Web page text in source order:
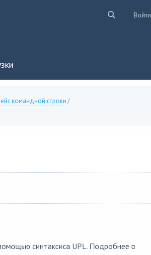
Войти
командной строки /
синтаксиса UPL. Подробнее о